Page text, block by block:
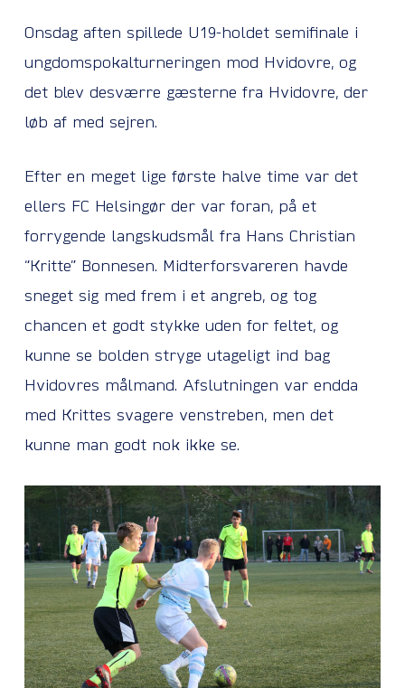
Onsdag aften spillede U19-holdet semifinale i
ungdomspokalturneringen mod Hvidovre, og
det blev desværre gæsterne fra Hvidovre, der
løb af med sejren.
Efter en meget lige første halve time var det
ellers FC Helsingør der var foran, på et
forrygende langskudsmål fra Hans Christian
“Kritte” Bonnesen. Midterforsvareren havde
sneget sig med frem i et angreb, og tog
chancen et godt stykke uden for feltet, og
kunne se bolden stryge utageligt ind bag
Hvidovres målmand. Afslutningen var endda
med Krittes svagere venstreben, men det
kunne man godt nok ikke se.